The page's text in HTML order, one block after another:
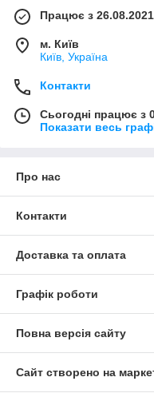
Працює з 26.08.2021
м. Київ
Київ, Україна
Контакти
Сьогодні працює з
Показати весь
Про нас
Контакти
Доставка та оплата
Графік роботи
Повна версія сайту
Сайт створено на